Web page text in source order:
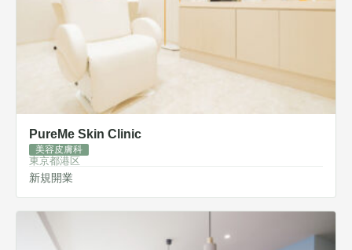
PureMe Skin Clinic
美容皮膚科
東京都港区
新規開業